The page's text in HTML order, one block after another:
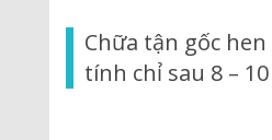
Chữa tận gốc
tính chỉ sau 8 –